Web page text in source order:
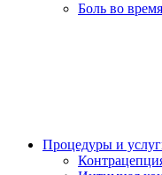
Боль во
Процедуры и